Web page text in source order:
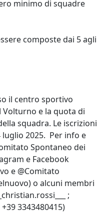
minimo di squadre
composte dai 5 agli
il centro sportivo
Volturno e la quota di
squadra. Le iscrizioni
2025. Per info e
Spontaneo dei
e Facebook
e @Comitato
o alcuni membri
;
3343480415)